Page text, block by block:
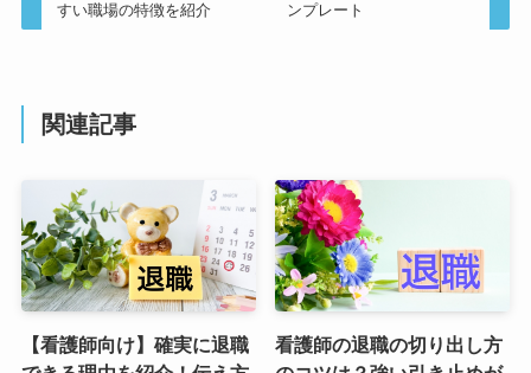
すい職場の特徴を紹介
ンプレート
関連記事
【看護師向け】確実に退職
看護師の退職の切り出し方